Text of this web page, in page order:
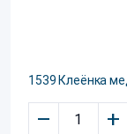
1539 Клеёнка
– +